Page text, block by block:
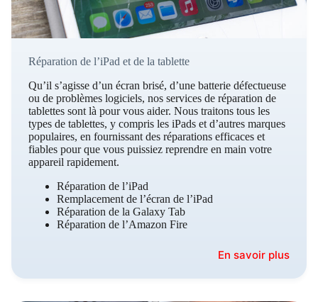
Réparation de l’iPad et de la tablette
Qu’il s’agisse d’un écran brisé, d’une batterie défectueuse
ou de problèmes logiciels, nos services de réparation de
tablettes sont là pour vous aider. Nous traitons tous les
types de tablettes, y compris les iPads et d’autres marques
populaires, en fournissant des réparations efficaces et
fiables pour que vous puissiez reprendre en main votre
appareil rapidement.
Réparation de l’iPad
Remplacement de l’écran de l’iPad
Réparation de la Galaxy Tab
Réparation de l’Amazon Fire
En savoir plus